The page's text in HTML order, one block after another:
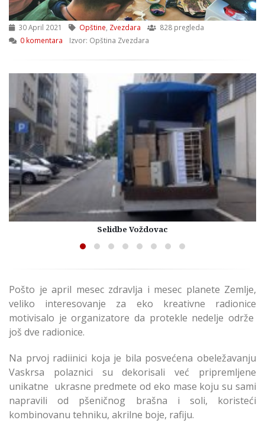
30 April 2021 Opštine Zvezdara
828 pregleda
0 komentara
Izvor: Opština Zvezdara
Selidbe Voždovac
Pošto je april mesec zdravlja i mesec planete Zemlje,
veliko interesovanje za eko kreativne radionice
motivisalo je organizatore da protekle nedelje održe
još dve radionice.
Na prvoj radiinici koja je bila posvećena obeležavanju
Vaskrsa polaznici su dekorisali već pripremljene
unikatne ukrasne predmete od eko mase koju su sami
napravili od pšeničnog brašna i soli, koristeći
kombinovanu tehniku, akrilne boje, rafiju.